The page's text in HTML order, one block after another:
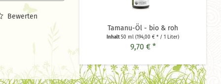
Bewerten
Tamanu-Öl - bio & roh
Inhalt50 ml(194,00 € * / 1 Liter)
9,70 € *